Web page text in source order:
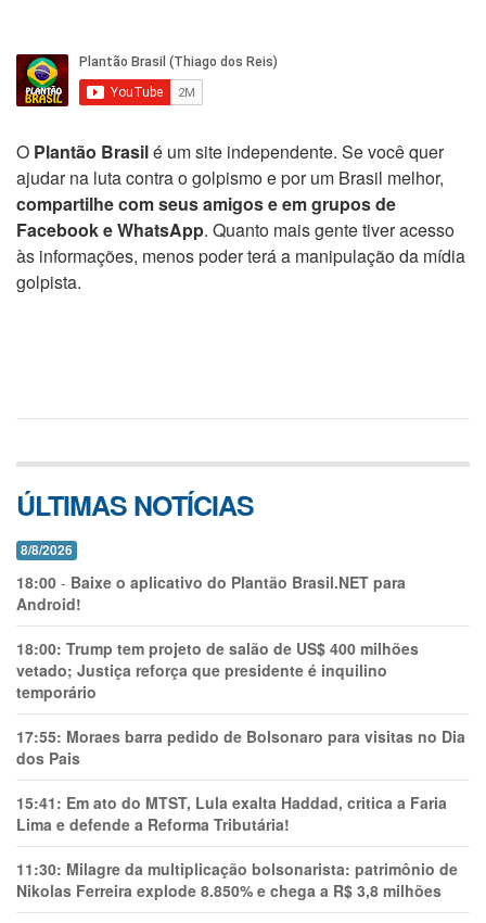
O Plantão Brasilé um site independente. Se você quer
ajudar na luta contra o golpismo e por um Brasil melhor,
compartilhe com seus amigos e em grupos de
Facebook e WhatsApp. Quanto mais gente tiver acesso
às informações, menos poder terá a manipulação da mídia
golpista.
ÚLTIMAS NOTÍCIAS
8/8/2026
18:00 - Baixe o aplicativo do Plantão Brasil.NET para
Android!
18:00: Trump tem projeto de salão de US$ 400 milhões
vetado; Justiça reforça que presidente é inquilino
temporário
17:55: Moraes barra pedido de Bolsonaro para visitas no Dia
dos Pais
15:41: Em ato do MTST, Lula exalta Haddad, critica a Faria
Lima e defende a Reforma Tributária!
11:30: Milagre da multiplicação bolsonarista: patrimônio de
Nikolas Ferreira explode 8.850% e chega a R$ 3,8 milhões